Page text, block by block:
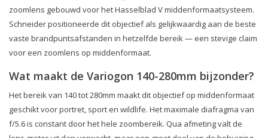
zoomlens gebouwd voor het Hasselblad V middenformaatsysteem.
Schneider positioneerde dit objectief als gelijkwaardig aan de beste
vaste brandpuntsafstanden in hetzelfde bereik — een stevige claim
voor een zoomlens op middenformaat.
Wat maakt de Variogon 140-280mm bijzonder?
Het bereik van 140 tot 280mm maakt dit objectief op middenformaat
geschikt voor portret, sport en wildlife. Het maximale diafragma van
f/5.6 is constant door het hele zoombereik. Qua afmeting valt de